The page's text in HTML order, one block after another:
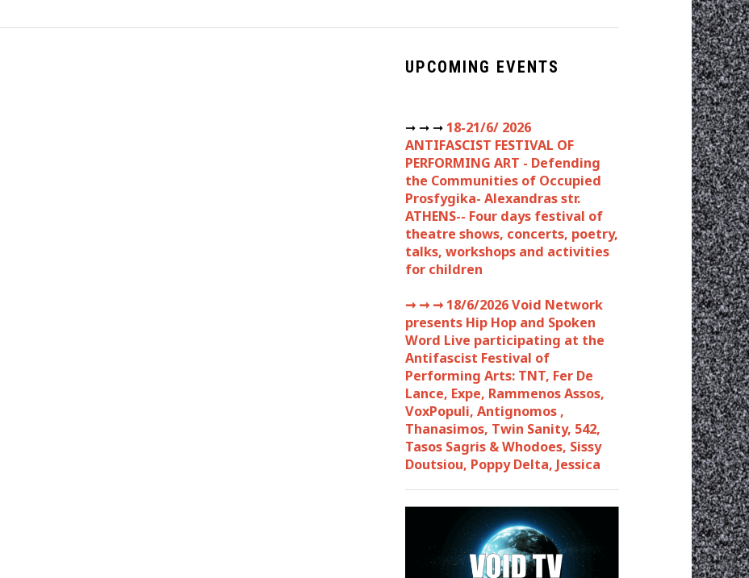
UPCOMING EVENTS
➞ ➞ ➞ 18-21/6/ 2026
ANTIFASCIST FESTIVAL OF
PERFORMING ART - Defending
the Communities of Occupied
Prosfygika- Alexandras str.
ATHENS-- Four days festival of
theatre shows, concerts, poetry,
talks, workshops and activities
for children
➞ ➞ ➞18/6/2026 Void Network
presents Hip Hop and Spoken
Word Live participating at the
Antifascist Festival of
Performing Arts: TNT, Fer De
Lance, Expe, Rammenos Assos,
VoxPopuli, Antignomos ,
Thanasimos, Twin Sanity, 542,
Tasos Sagris & Whodoes, Sissy
Doutsiou, Poppy Delta, Jessica